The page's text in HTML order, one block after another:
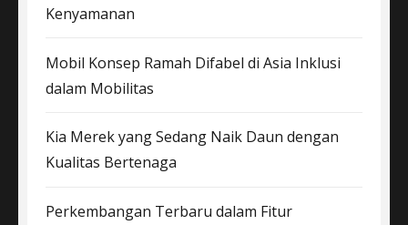
Kenyamanan
Mobil Konsep Ramah Difabel di Asia Inklusi
dalam Mobilitas
Kia Merek yang Sedang Naik Daun dengan
Kualitas Bertenaga
Perkembangan Terbaru dalam Fitur